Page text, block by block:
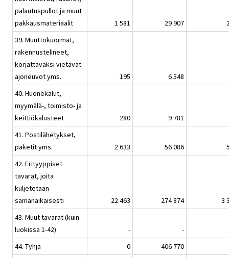
palautuspullot ja muut
pakkausmateriaalit
1 581 29 907
39. Muuttokuormat,
rakennustelineet,
korjattavaksi vietävät
ajoneuvot yms.
195
6 548
40. Huonekalut,
myymälä-, toimisto- ja
keittiökalusteet
280
9 781
41. Postilähetykset,
paketit yms.
2 633 56 086
42. Erityyppiset
tavarat, joita
kuljetetaan
samanaikaisesti
22 463 274 874
3
43. Muut tavarat (kuin
luokissa 1-42)
-
-
44. Tyhjä
0
406 770